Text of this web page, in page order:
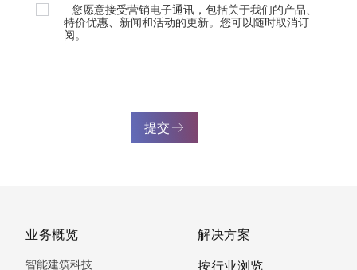
您愿意接受营销电子通讯，包括关于我们的产品、
特价优惠、新闻和活动的更新。您可以随时取消订
阅。
提交
业务概览
智能建筑科技
解决方案
按行业浏览